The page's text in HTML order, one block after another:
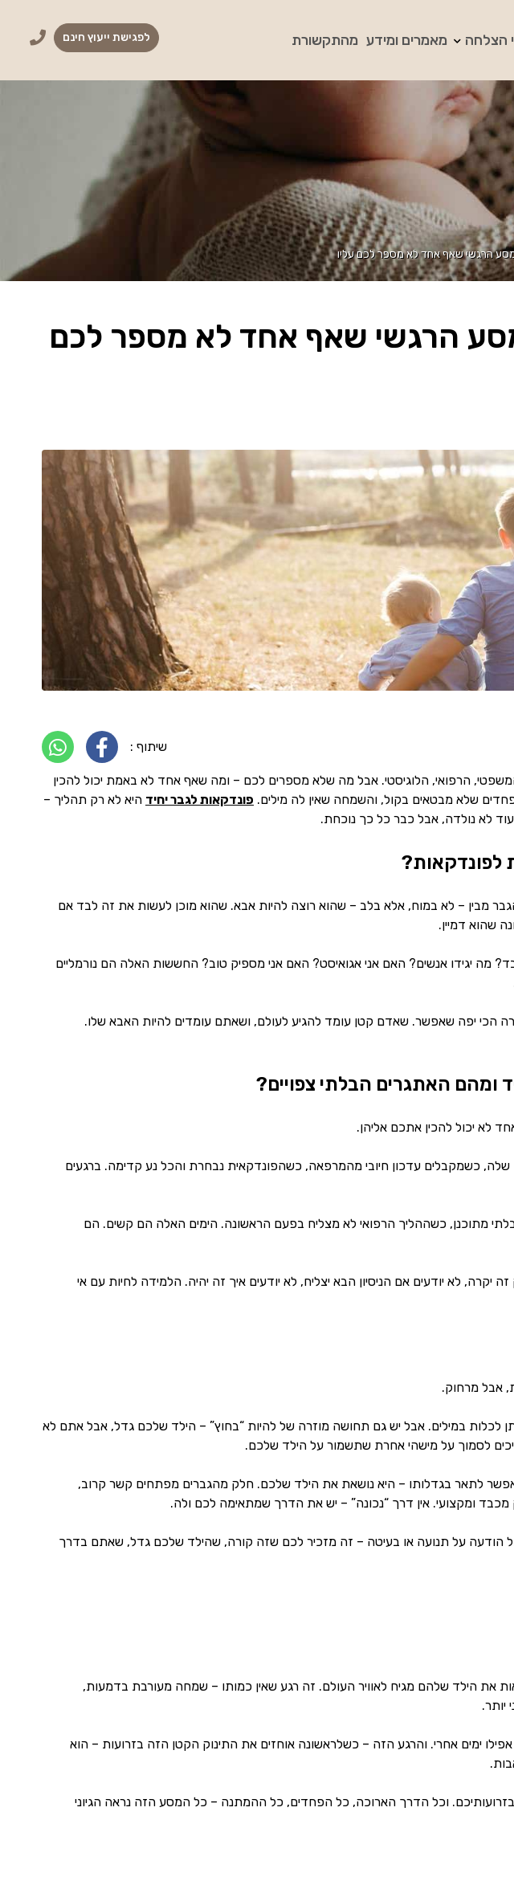
לפגישת ייעוץ חינם הצלחה מאמרים ומידע מהתקשורת
הרגשי שאף אחד לא מספר לכם עליו
הרגשי שאף אחד לא מספר לכם
שיתוף :
הרפואי, הלוגיסטי. אבל מה שלא מספרים לכם – ומה שאף אחד לא באמת יכול להכין
שלא מבטאים בקול, והשמחה שאין לה מילים. פונדקאות לגבר יחיד היא לא רק תהליך –
לא נולדה, אבל כבר כל כך נוכחת.
לפונדקאות?
הגבר מבין – לא במוח, אלא בלב – שהוא רוצה להיות אבא. שהוא מוכן לעשות את זה לבד אם
שהוא דמיין.
מה יגידו אנשים? האם אני אגואיסט? האם אני מספיק טוב? החששות האלה הם נורמליים
הכי יפה שאפשר. שאדם קטן עומד להגיע לעולם, ושאתם עומדים להיות האבא שלו.
ומהם האתגרים הבלתי צפויים?
לא יכול להכין אתכם אליהן.
שלה, כשמקבלים עדכון חיובי מהמרפאה, כשהפונדקאית נבחרת והכל נע קדימה. ברגעים
מתוכנן, כשההליך הרפואי לא מצליח בפעם הראשונה. הימים האלה הם קשים. הם
יקרה, לא יודעים אם הניסיון הבא יצליח, לא יודעים איך זה יהיה. הלמידה לחיות עם אי
אבל מרחוק.
במילים. אבל יש גם תחושה מוזרה של להיות “בחוץ” – הילד שלכם גדל, אבל אתם לא
לסמוך על מישהי אחרת שתשמור על הילד שלכם.
לתאר בגדלותו – היא נושאת את הילד שלכם. חלק מהגברים מפתחים קשר קרוב,
ומקצועי. אין דרך “נכונה” – יש את הדרך שמתאימה לכם ולה.
הודעה על תנועה או בעיטה – זה מזכיר לכם שזה קורה, שהילד שלכם גדל, שאתם בדרך
את הילד שלהם מגיח לאוויר העולם. זה רגע שאין כמותו – שמחה מעורבת בדמעות,
ימים אחרי. והרגע הזה – כשלראשונה אוחזים את התינוק הקטן הזה בזרועות – הוא
וכל הדרך הארוכה, כל הפחדים, כל ההמתנה – כל המסע הזה נראה הגיוני